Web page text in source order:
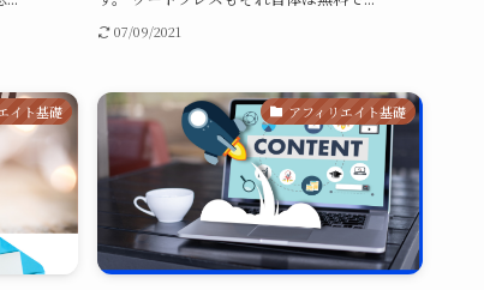
07/09/2021
イト基礎 アフィリエイト基礎